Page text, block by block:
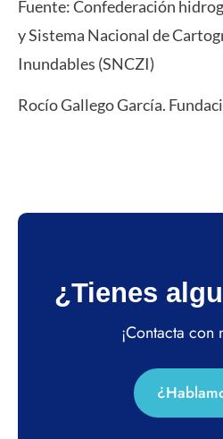
Fuente: Confederación
y Sistema Nacional de
Inundables (SNCZI)
Rocío Gallego García.
¿Tienes
¡Contacta con